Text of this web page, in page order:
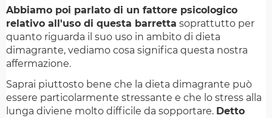
Abbiamo poi parlato di un fattore psicologico
relativo all'uso di questa barretta soprattutto per
quanto riguarda il suo uso in ambito di dieta
dimagrante, vediamo cosa significa questa nostra
affermazione.
Saprai piuttosto bene che la dieta dimagrante può
essere particolarmente stressante e che lo stress alla
lunga diviene molto difficile da sopportare. Detto